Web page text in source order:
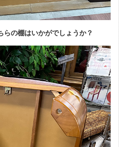
の棚はいかがでしょうか？